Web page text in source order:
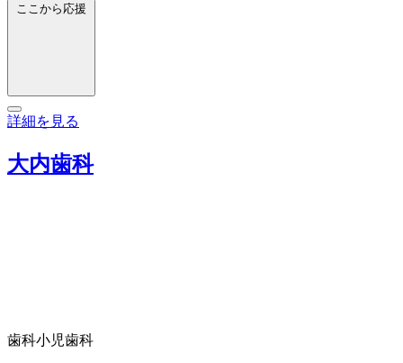
ここから応援
詳細を見る
大内歯科
歯科小児歯科